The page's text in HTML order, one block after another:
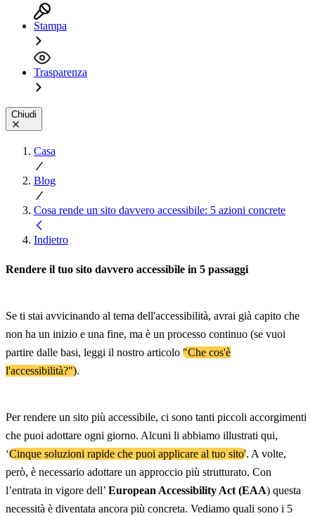
Stampa
Trasparenza
Chiudi
Casa
Blog
Cosa rende un sito davvero accessibile: 5 azioni concrete
Indietro
Rendere il tuo sito davvero accessibile in 5 passaggi
Se ti stai avvicinando al tema dell'accessibilità, avrai già capito che
non ha un inizio e una fine, ma è un processo continuo (se vuoi
partire dalle basi, leggi il nostro articolo "Che cos'è
l'accessibilità?").
Per rendere un sito più accessibile, ci sono tanti piccoli accorgimenti
che puoi adottare ogni giorno. Alcuni li abbiamo illustrati qui,
‘Cinque soluzioni rapide che puoi applicare al tuo sito'. A volte,
però, è necessario adottare un approccio più strutturato. Con
l’entrata in vigore dell’ European Accessibility Act (EAA) questa
necessità è diventata ancora più concreta. Vediamo quali sono i 5